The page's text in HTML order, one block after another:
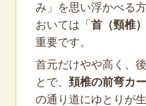
み」を思い浮かべる
おいては「首（頸椎
重要です。
首元だけやや高く、
とで、 頚椎の前弯カ
の通り道にゆとりが生